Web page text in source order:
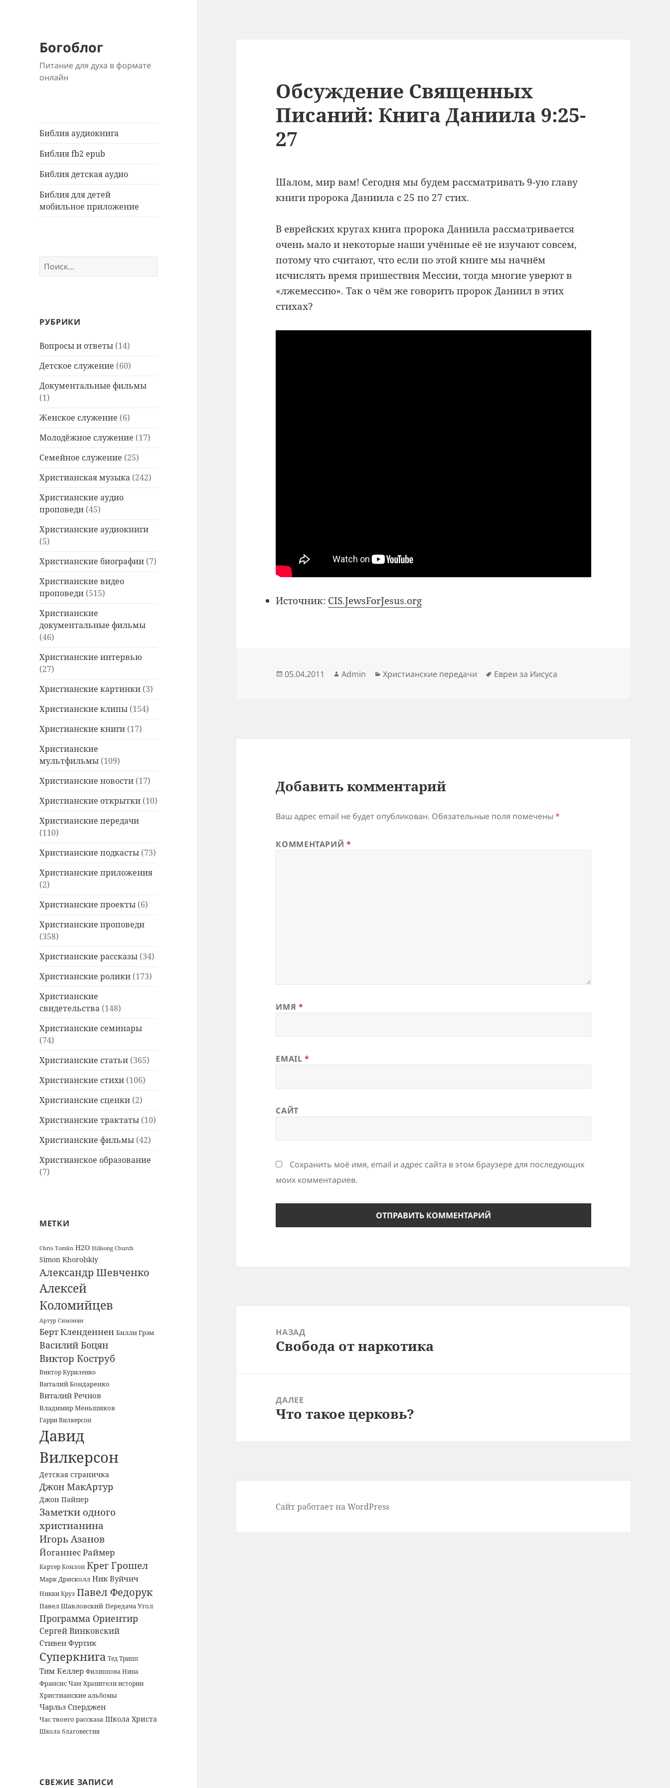
Богоблог
Питание для духа в формате
онлайн
Библия аудиокнига
Библия fb2 epub
Библия детская аудио
Библия для детей
мобильное приложение
Найти:
РУБРИКИ
Вопросы и ответы (14)
Детское служение (60)
Документальные фильмы
(1)
Женское служение (6)
Молодёжное служение (17)
Семейное служение (25)
Христианская музыка (242)
Христианские аудио
проповеди (45)
Христианские аудиокниги
(5)
Христианские биографии (7)
Христианские видео
проповеди (515)
Христианские
документальные фильмы
(46)
Христианские интервью
(27)
Христианские картинки (3)
Христианские клипы (154)
Христианские книги (17)
Христианские
мультфильмы (109)
Христианские новости (17)
Христианские открытки (10)
Христианские передачи
(110)
Христианские подкасты (73)
Христианские приложения
(2)
Христианские проекты (6)
Христианские проповеди
(358)
Христианские рассказы (34)
Христианские ролики (173)
Христианские
свидетельства (148)
Христианские семинары
(74)
Христианские статьи (365)
Христианские стихи (106)
Христианские сценки (2)
Христианские трактаты (10)
Христианские фильмы (42)
Христианское образование
(7)
МЕТКИ
Chris Tomlin H2O Hillsong Church
Simon Khorolskiy
Александр Шевченко
Алексей
Коломийцев
Артур Симонян
Берт Кленденнен Билли Грэм
Василий Боцян
Виктор Коструб
Виктор Куриленко
Виталий Бондаренко
Виталий Речнов
Владимир Меньшиков
Гарри Вилкерсон
Давид
Вилкерсон
Детская страничка
Джон МакАртур
Джон Пайпер
Заметки одного
христианина
Игорь Азанов
Йоганнес Раймер
Картер Конлон Крег Грошел
Марк Дрисколл Ник Вуйчич
Никки Круз Павел Федорук
Павел Шавловский Передача Угол
Программа Ориентир
Сергей Винковский
Стивен Фуртик
Суперкнига Тед Трипп
Тим Келлер Филиппова Нина
Франсис Чан Хранители истории
Христианские альбомы
Чарльз Сперджен
Час твоего рассказа Школа Христа
Школа благовестия
СВЕЖИЕ ЗАПИСИ
Обсуждение Священных
Писаний: Книга Даниила 9:25-
27
Шалом, мир вам! Сегодня мы будем рассматривать 9-ую главу
книги пророка Даниила с 25 по 27 стих.
В еврейских кругах книга пророка Даниила рассматривается
очень мало и некоторые наши учённые её не изучают совсем,
потому что считают, что если по этой книге мы начнём
исчислять время пришествия Мессии, тогда многие уверют в
«лжемессию». Так о чём же говорить пророк Даниил в этих
стихах?
Источник: CIS.JewsForJesus.org
Опубликовано
05.04.2011 Автор
Admin Рубрики
Христианские передачи Метки
Евреи за Иисуса
Добавить комментарий
Ваш адрес email не будет опубликован. Обязательные поля помечены*
КОММЕНТАРИЙ*
ИМЯ *
EMAIL*
САЙТ
Сохранить моё имя, email и адрес сайта в этом браузере для последующих
моих комментариев.
записям
НАЗАД
Предыдущая
Свобода от наркотика
ДАЛЕЕ
Следующая
Что такое церковь?
Сайт работает на WordPress